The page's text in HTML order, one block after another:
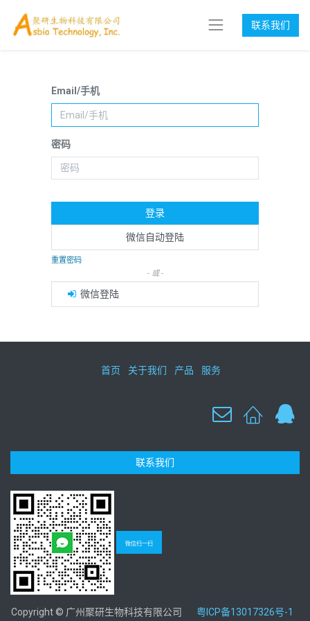
联系我们
Email/手机
密码
登录
微信自动登陆
重置密码
- 或 -
微信登陆
首页 关于我们 产品 服务
联系我们
微信扫一扫
Copyright © 广州聚研生物科技有限公司 粤ICP备13017326号-1